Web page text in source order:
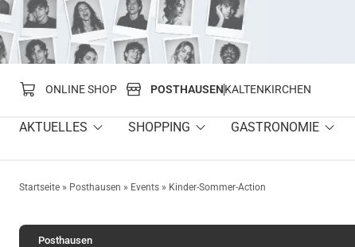
springen
ONLINE SHOP POSTHAUSENKALTENKIRCHEN
AKTUELLES SHOPPING GASTRONOMIE
Startseite » Posthausen » Events » Kinder-Sommer-Action
Posthausen